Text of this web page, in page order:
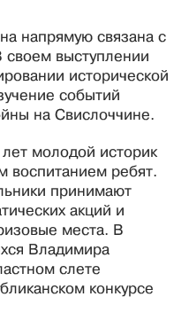
напрямую связана с
своем выступлении
исторической
событий
на Свислоччине.
молодой историк
воспитанием ребят.
принимают
акций и
места. В
Владимира
слете
конкурсе